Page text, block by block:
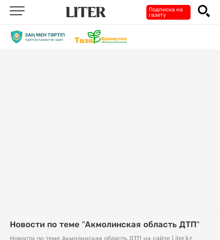
Подписка на
газету
Новости по теме "Акмолинская область ДТП"
Новости по теме Акмолинская область ДТП на сайте Liter.kz.